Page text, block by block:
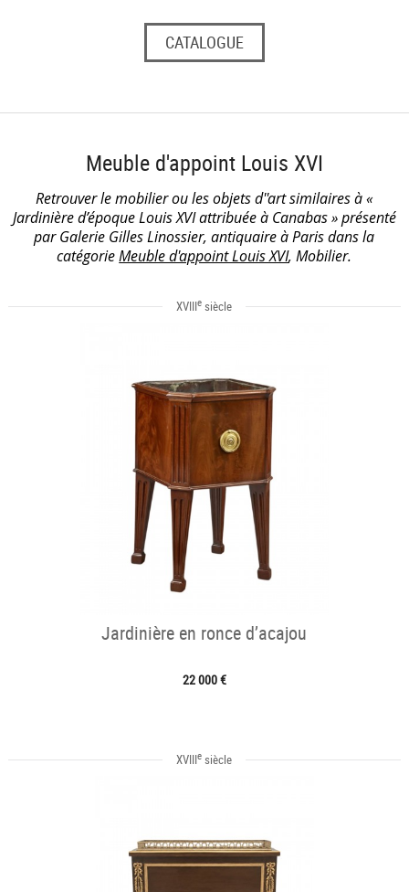
CATALOGUE
Meuble d'appoint Louis XVI
Retrouver le mobilier ou les objets d''art similaires à «
Jardinière d’époque Louis XVI attribuée à Canabas » présenté
par Galerie Gilles Linossier, antiquaire à Paris dans la
catégorieMeuble d'appoint Louis XVI, Mobilier.
XVIIIe siècle
Jardinière en ronce d’acajou
22 000 €
XVIIIe siècle